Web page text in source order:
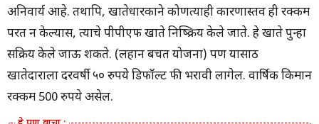
अनिवार्य आहे. तथापि, खातेधारकाने कोणत्याही कारणास्तव ही रक्कम
परत न केल्यास, त्याचे पीपीएफ खाते निष्क्रिय केले जाते. हे खाते पुन्हा
सक्रिय केले जाऊ शकते. (लहान बचत योजना) पण यासाठी
खातेदाराला दरवर्षी ५० रुपये डिफॉल्ट फी भरावी लागेल. वार्षिक किमान
रक्कम 500 रुपये असेल.